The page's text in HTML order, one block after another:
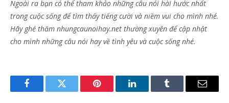
Ngoài ra bạn có thể tham khảo những câu nói hài hước nhất
trong cuộc sống để tìm thấy tiếng cười và niềm vui cho mình nhé.
Hãy ghé thăm nhungcaunoihay.net thường xuyên để cập nhật
cho mình những câu nói hay về tình yêu và cuộc sống nhé.
FacebookTwitter Pinterest LinkedInTumblr Email